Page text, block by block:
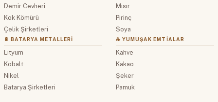
Demir Cevheri
Kok Kömürü
Çelik Şirketleri
🔋 BATARYA METALLERI
Lityum
Kobalt
Nikel
Batarya Şirketleri
Mısır
Pirinç
Soya
☕ YUMUŞAK EMTIALAR
Kahve
Kakao
Şeker
Pamuk